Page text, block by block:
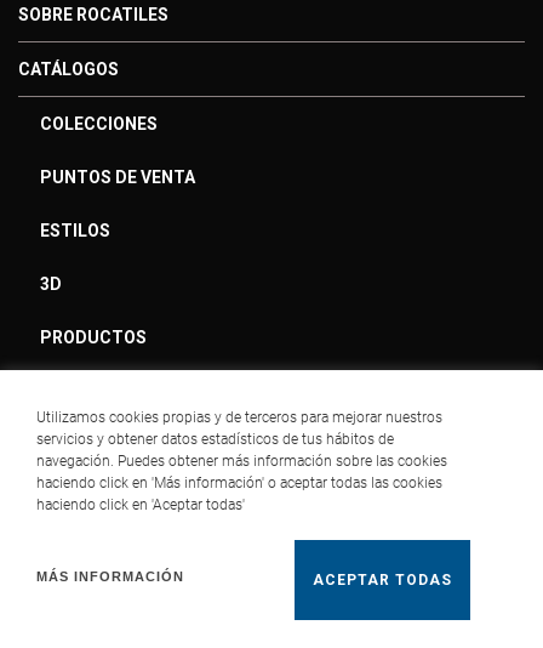
SOBRE ROCATILES
CATÁLOGOS
COLECCIONES
PUNTOS DE VENTA
ESTILOS
3D
PRODUCTOS
MAPA WEB AVISO LEGAL POLÍTICA DE COOKIES
Utilizamos cookies propias y de terceros para mejorar nuestros
servicios y obtener datos estadísticos de tus hábitos de
navegación. Puedes obtener más información sobre las cookies
haciendo click en 'Más información' o aceptar todas las cookies
haciendo click en 'Aceptar todas'
MÁS INFORMACIÓN ACEPTAR TODAS